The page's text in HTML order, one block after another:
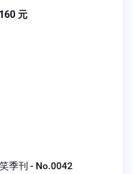
元
季刊 - No.0042